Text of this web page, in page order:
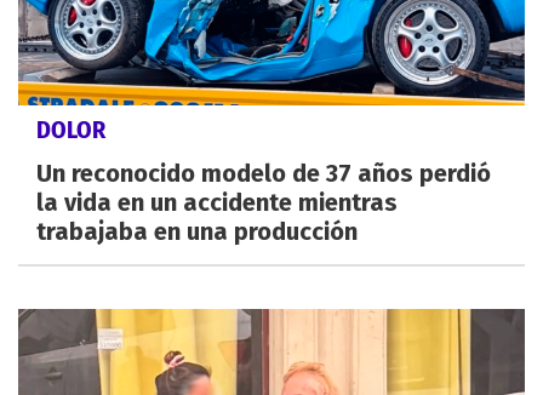
DOLOR
Un reconocido modelo de 37 años perdió
la vida en un accidente mientras
trabajaba en una producción